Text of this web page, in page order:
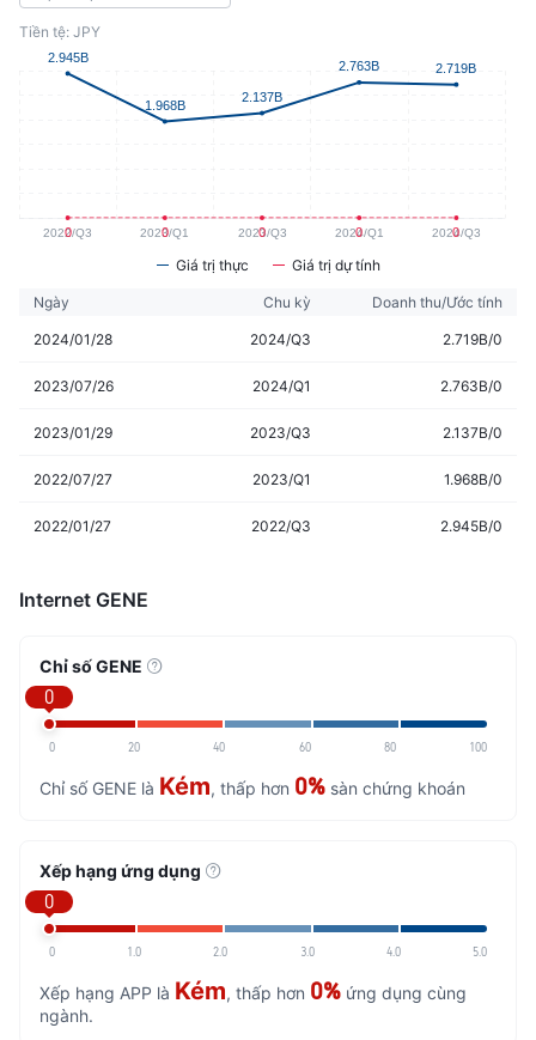
Tiền tệ: JPY
Giá trị thực Giá trị dự tính
Ngày Chu kỳ Doanh thu/Ước tính
2024/01/28 2024/Q3 2.719B/0
2023/07/26 2024/Q1 2.763B/0
2023/01/29 2023/Q3 2.137B/0
2022/07/27 2023/Q1 1.968B/0
2022/01/27 2022/Q3 2.945B/0
Internet GENE
Chỉ số GENE
0
0 20 40 60 80 100
Chỉ số GENE là Kém, thấp hơn 0% sàn chứng khoán
Xếp hạng ứng dụng
0
0 1.0 2.0 3.0 4.0 5.0
Xếp hạng APP là Kém, thấp hơn 0% ứng dụng cùng
ngành.